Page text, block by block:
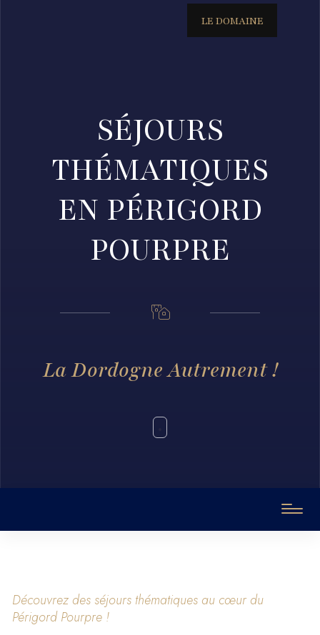
LE DOMAINE
SÉJOURS
THÉMATIQUES
EN PÉRIGORD
POURPRE
La Dordogne Autrement !
Découvrez des séjours thématiques au cœur du
Périgord Pourpre !